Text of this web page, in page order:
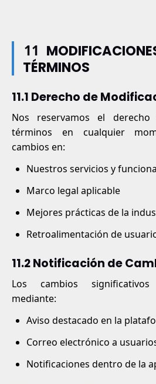
11
TÉRMINOS
11.1 Derecho de
Nos reservamos el
términos en cualquier
cambios en:
Nuestros servicios y
Marco legal aplicable
Mejores prácticas de la
Retroalimentación de
11.2 Notificación de
Los cambios
mediante:
Aviso destacado en la
Correo electrónico a
Notificaciones dentro de la